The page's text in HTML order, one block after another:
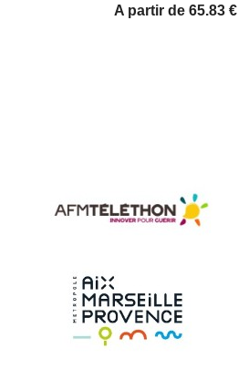
Prix
A partir de 65.83 €